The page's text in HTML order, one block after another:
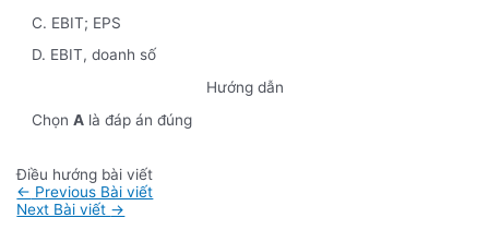
C. EBIT; EPS
D. EBIT, doanh số
Hướng dẫn
ChọnA là đáp án đúng
Điều hướng bài viết
← Previous Bài viết
Next Bài viết →